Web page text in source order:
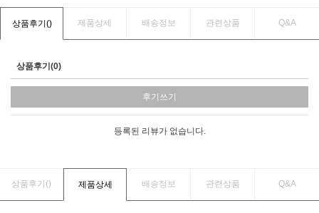
상품후기() 제품상세 배송정보 관련상품 Q&A
상품후기(0)
후기쓰기
등록된 리뷰가 없습니다.
상품후기() 제품상세 배송정보 관련상품 Q&A